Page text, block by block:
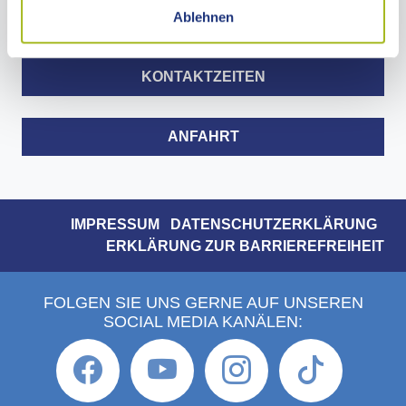
Ablehnen
Telefax 07361 503-1477
info@ostalbkreis.de
KONTAKTZEITEN
ANFAHRT
IMPRESSUM
DATENSCHUTZERKLÄRUNG
ERKLÄRUNG ZUR BARRIEREFREIHEIT
FOLGEN SIE UNS GERNE AUF UNSEREN
SOCIAL MEDIA KANÄLEN: